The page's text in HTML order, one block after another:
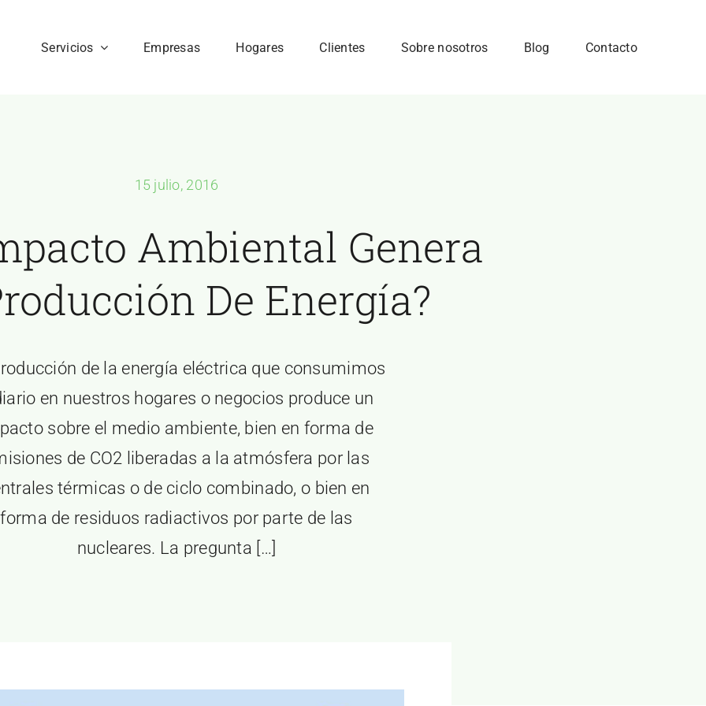
Servicios Empresas Hogares Clientes Sobre nosotros Blog Contacto
15 julio, 2016
Ambiental Genera
De Energía?
de la energía eléctrica que consumimos
en nuestros hogares o negocios produce un
sobre el medio ambiente, bien en forma de
de CO2 liberadas a la atmósfera por las
térmicas o de ciclo combinado, o bien en
forma de residuos radiactivos por parte de las
nucleares. La pregunta […]